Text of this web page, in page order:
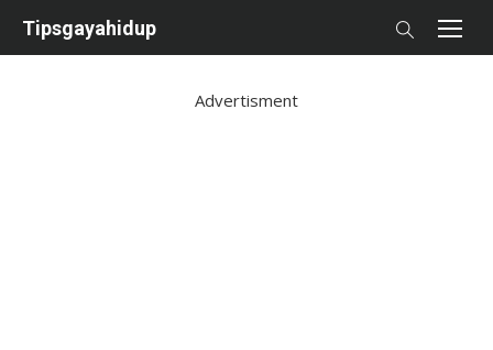
Tipsgayahidup
Advertisment